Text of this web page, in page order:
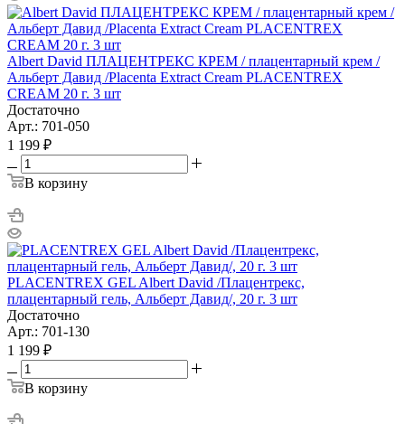
Albert David ПЛАЦЕНТРЕКС КРЕМ / плацентарный крем /
Альберт Давид /Placenta Extract Cream PLACENTREX
CREAM 20 г. 3 шт
Достаточно
Арт.: 701-050
1 199 ₽
В корзину
PLACENTREX GEL Albert David /Плацентрекс,
плацентарный гель, Альберт Давид/, 20 г. 3 шт
Достаточно
Арт.: 701-130
1 199 ₽
В корзину